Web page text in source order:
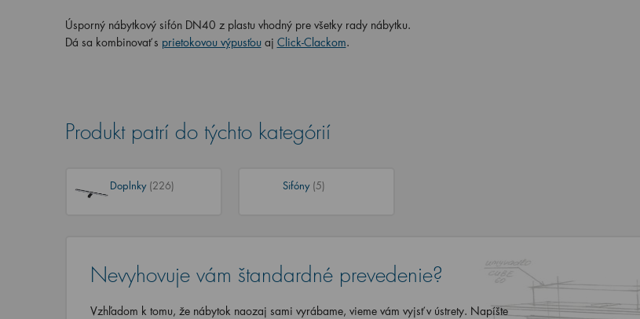
Úsporný nábytkový sifón DN40 z plastu vhodný pre všetky rady nábytku.
Dá sa kombinovať s prietokovou výpusťouaj Click-Clackom.
Produkt patrí do týchto kategórií
Doplnky (226) Sifóny (5)
Nevyhovuje vám štandardné prevedenie?
Vzhľadom k tomu, že nábytok naozaj sami vyrábame, vieme vám vyjsť v ústrety. Napíšte